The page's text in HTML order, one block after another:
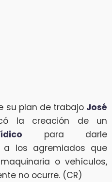
su plan de trabajo José
la creación de un
para darle
a los agremiados que
o vehículos,
no ocurre. (CR)